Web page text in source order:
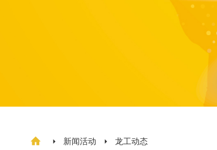
  新闻活动  龙工动态